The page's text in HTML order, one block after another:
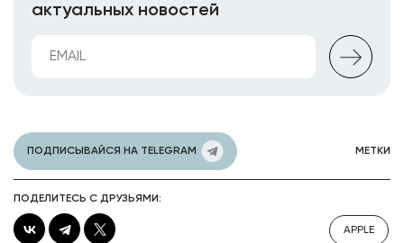
актуальных новостей
ПОДПИСЫВАЙСЯ НА TELEGRAM МЕТКИ
ПОДЕЛИТЕСЬ С ДРУЗЬЯМИ:
APPLE